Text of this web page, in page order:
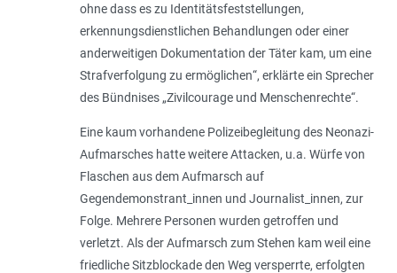
ohne dass es zu Identitätsfeststellungen,
erkennungsdienstlichen Behandlungen oder einer
anderweitigen Dokumentation der Täter kam, um eine
Strafverfolgung zu ermöglichen“, erklärte ein Sprecher
des Bündnises „Zivilcourage und Menschenrechte“.
Eine kaum vorhandene Polizeibegleitung des Neonazi-
Aufmarsches hatte weitere Attacken, u.a. Würfe von
Flaschen aus dem Aufmarsch auf
Gegendemonstrant_innen und Journalis­t_in­nen, zur
Folge. Mehrere Personen wurden getroffen und
verletzt. Als der Aufmarsch zum Stehen kam weil eine
friedliche Sitzblockade den Weg versperrte, erfolgten